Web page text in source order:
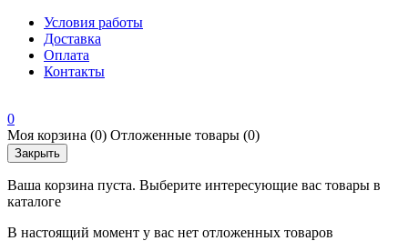
Условия работы
Доставка
Оплата
Контакты
0
Моя корзина (0) Отложенные товары (0)
Закрыть
Ваша корзина пуста. Выберите интересующие вас товары в
каталоге
В настоящий момент у вас нет отложенных товаров